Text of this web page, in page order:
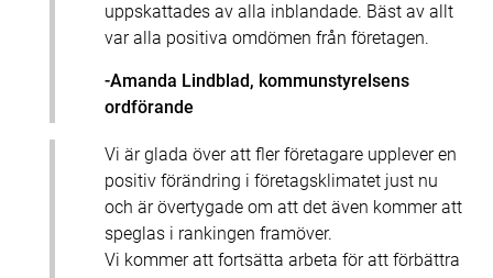
uppskattades av alla inblandade. Bäst av allt
var alla positiva omdömen från företagen.
-Amanda Lindblad, kommunstyrelsens
ordförande
Vi är glada över att fler företagare upplever en
positiv förändring i företagsklimatet just nu
och är övertygade om att det även kommer att
speglas i rankingen framöver.
Vi kommer att fortsätta arbeta för att förbättra